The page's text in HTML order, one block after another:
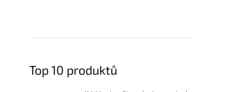
Top 10 produktů